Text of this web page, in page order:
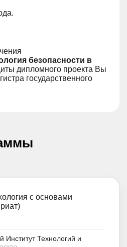
безопасности в
дипломного проекта Вы
государственного
с основами
Институт Технологий и